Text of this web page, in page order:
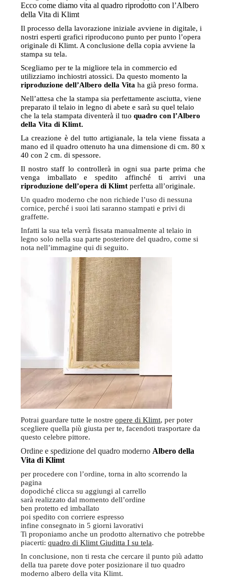
Ecco come diamo vita al quadro riprodotto con l’Albero
della Vita di Klimt
Il processo della lavorazione iniziale avviene in digitale, i
nostri esperti grafici riproducono punto per punto l’opera
originale di Klimt. A conclusione della copia avviene la
stampa su tela.
Scegliamo per te la migliore tela in commercio ed
utilizziamo inchiostri atossici. Da questo momento la
riproduzione dell’Albero della Vita ha già preso forma.
Nell’attesa che la stampa sia perfettamente asciutta, viene
preparato il telaio in legno di abete e sarà su quel telaio
che la tela stampata diventerà il tuo quadro con l’Albero
della Vita di Klimt.
La creazione è del tutto artigianale, la tela viene fissata a
mano ed il quadro ottenuto ha una dimensione di cm. 80 x
40 con 2 cm. di spessore.
Il nostro staff lo controllerà in ogni sua parte prima che
venga imballato e spedito affinché ti arrivi una
riproduzione dell’opera di Klimt perfetta all’originale.
Un quadro moderno che non richiede l’uso di nessuna
cornice, perché i suoi lati saranno stampati e privi di
graffette.
Infatti la sua tela verrà fissata manualmente al telaio in
legno solo nella sua parte posteriore del quadro, come si
nota nell’immagine qui di seguito.
Potrai guardare tutte le nostre opere di Klimt, per poter
scegliere quella più giusta per te, facendoti trasportare da
questo celebre pittore.
Ordine e spedizione del quadro moderno Albero della
Vita di Klimt
per procedere con l’ordine, torna in alto scorrendo la
pagina
dopodiché clicca su aggiungi al carrello
sarà realizzato dal momento dell’ordine
ben protetto ed imballato
poi spedito con corriere espresso
infine consegnato in 5 giorni lavorativi
Ti proponiamo anche un prodotto alternativo che potrebbe
piacerti: quadro di Klimt Giuditta I su tela.
In conclusione, non ti resta che cercare il punto più adatto
della tua parete dove poter posizionare il tuo quadro
moderno albero della vita Klimt.